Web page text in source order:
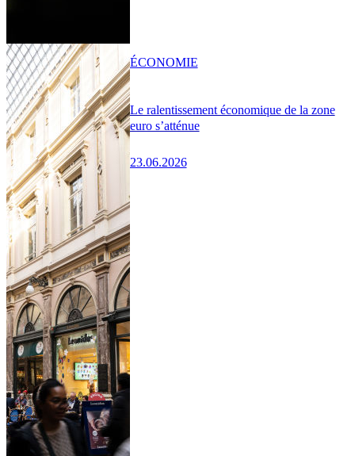
Le ralentissement économique de la zone
euro s’atténue
23.06.2026
ÉCONOMIE